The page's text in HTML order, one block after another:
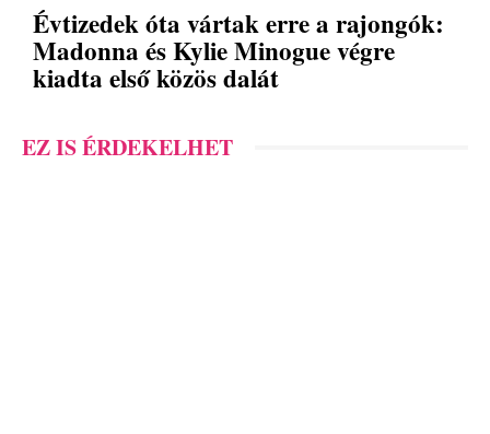
Évtizedek óta vártak erre a rajongók:
Madonna és Kylie Minogue végre
kiadta első közös dalát
EZ IS ÉRDEKELHET